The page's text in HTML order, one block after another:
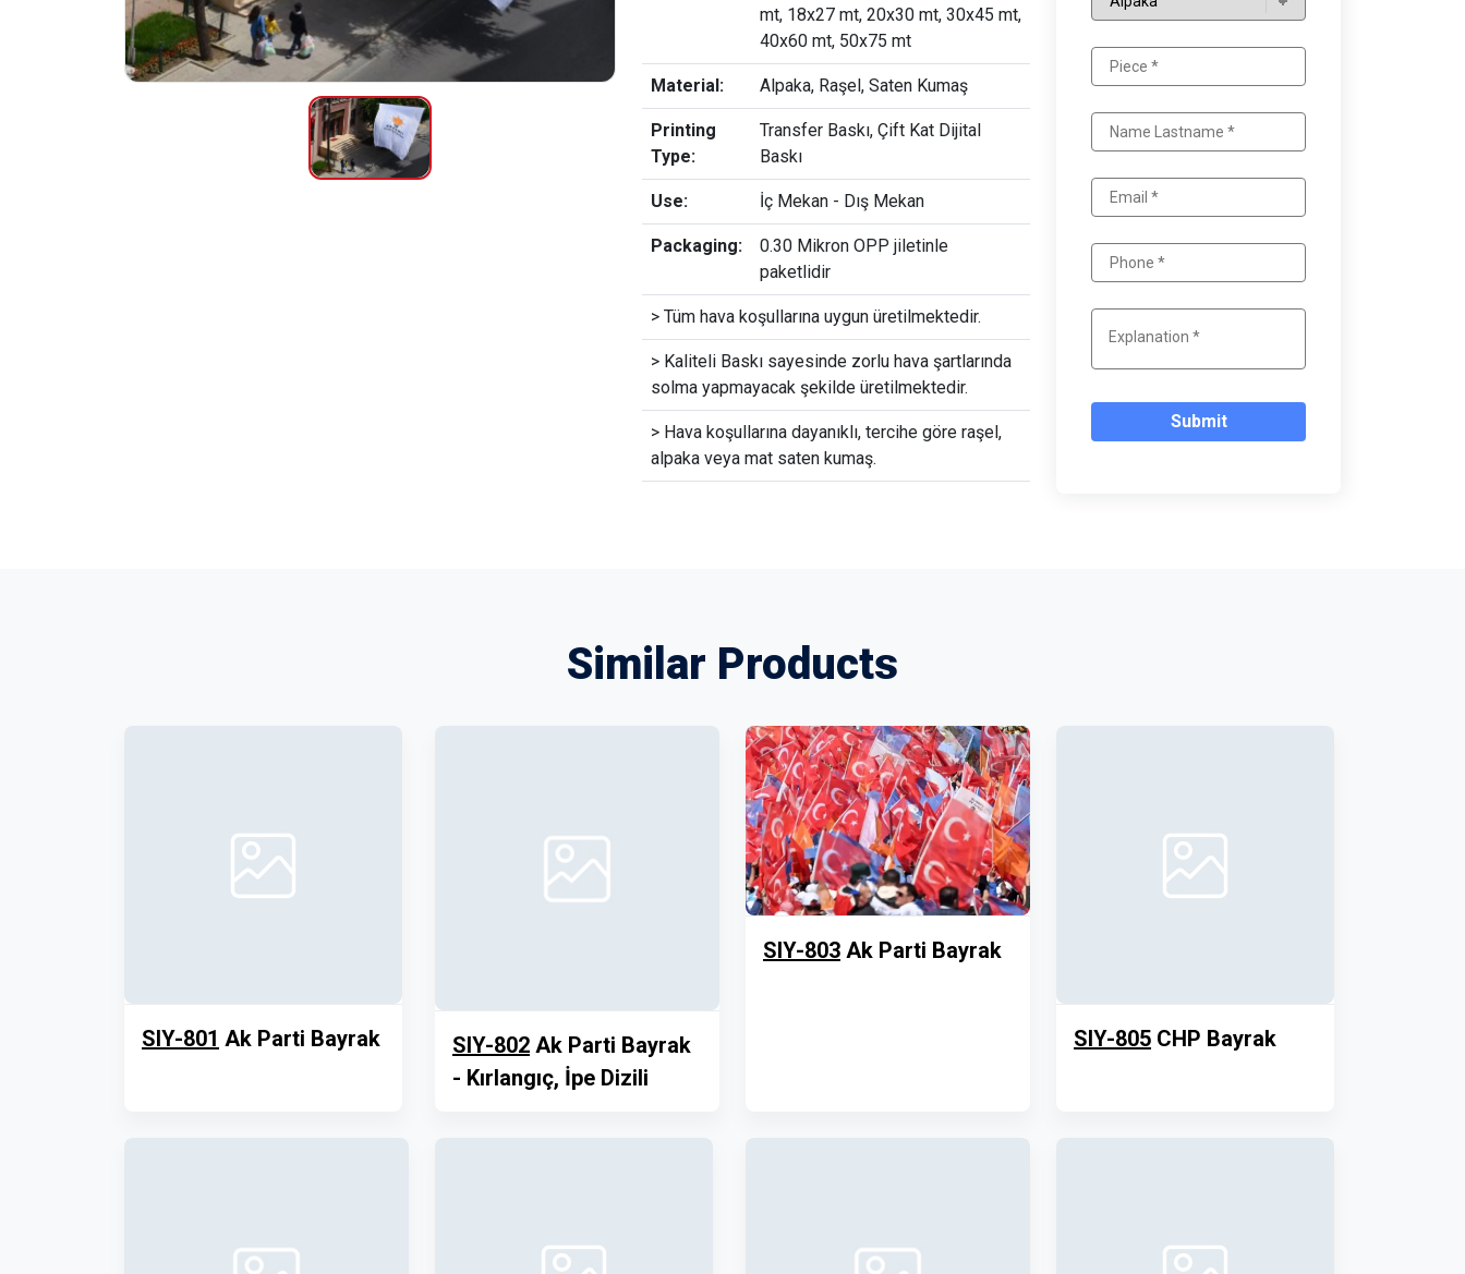
mt, 18x27 mt, 20x30 mt, 30x45 mt,
40x60 mt, 50x75 mt
Material: Alpaka, Raşel, Saten Kumaş
Printing
Type:
Transfer Baskı, Çift Kat Dijital
Baskı
Use: İç Mekan - Dış Mekan
Packaging:
0.30 Mikron OPP jiletinle
paketlidir
> Tüm hava koşullarına uygun üretilmektedir.
> Kaliteli Baskı sayesinde zorlu hava şartlarında
solma yapmayacak şekilde üretilmektedir.
> Hava koşullarına dayanıklı, tercihe göre raşel,
alpaka veya mat saten kumaş.
Submit
Similar Products
SIY-801 Ak Parti Bayrak SIY-802 Ak Parti Bayrak
- Kırlangıç, İpe Dizili
SIY-803 Ak Parti Bayrak
SIY-805 CHP Bayrak